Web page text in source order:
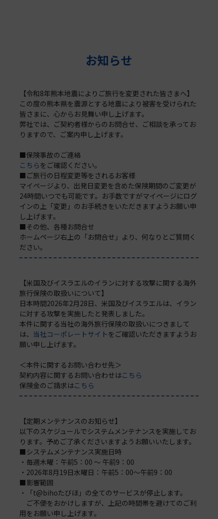
お知らせ
【令和8年熊本地震によりご旅行を変更された皆さまへ】
この度の熊本県を震源とする地震により被害を受けられた
皆さまに、心からお見舞い申し上げます。
弊社では、ご契約者様からのお問合せ、ご相談を承ってお
りますので、ご案内申し上げます。
■保険事故のご連絡
こちらをご確認ください。
■ご旅行の日程変更等をされるお客様
マイページより、出発日変更を含めた保険期間のご変更が
24時間いつでも可能です。お手数ですがマイページにログ
インの上「変更」のお手続きをいただきますようお願い申
し上げます。
■その他、各種お問合せ
ホームページ右上の「お問合せ」より、何なりとご質問く
ださい。
【米国及びイスラエルのイランに対する攻撃に関する海外
旅行保険の取扱いについて】
日本時間2026年2月28日、米国及びイスラエルは、イラン
に対する攻撃を実施したと発表しました。
本件に関する当社の海外旅行保険の取扱いにつきまして
は、 当社コーポレートサイトをご確認いただきますようお
願い申し上げます。
＜本件に関するお問い合わせ先＞
契約内容に関するお問い合わせはこちら
保険金のご請求はこちら
【定期メンテナンスのお知らせ】
以下のスケジュールでシステムメンテナンスを実施してお
ります。予めご了承くださいますようお願いいたします。
■システムメンテナンス実施日時
・毎週木曜：午前5：00 ～ 午前9：00
・2026年8月19日水曜日：午前5：00～午前9：00
■影響範囲
・「t@bihoたびほ」の全てのサービスが停止します。
ご不便をおかけしますが、上記の時間帯を避けてのご利
用をお願い申し上げます。